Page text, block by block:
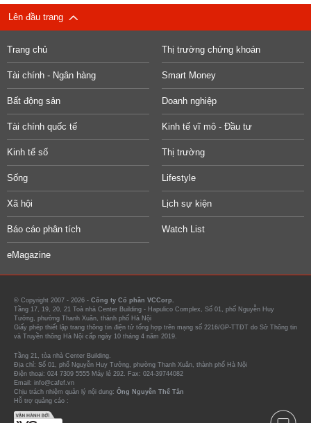
Lên đầu trang
Trang chủ Thị trường chứng khoán
Tài chính - Ngân hàng Smart Money
Bất động sản Doanh nghiệp
Tài chính quốc tế Kinh tế vĩ mô - Đầu tư
Kinh tế số Thị trường
Sống Lifestyle
Xã hội Lịch sự kiện
Báo cáo phân tích Watch List
eMagazine
© Copyright 2007 - 2026 - Công ty Cổ phần VCCorp.
Tầng 17, 19, 20, 21 Toà nhà Center Building - Hapulico Complex, Số 01, phố Nguyễn Huy
Tưởng, phường Thanh Xuân, thành phố Hà Nội
Giấy phép thiết lập trang thông tin điện tử tổng hợp trên mạng số 2216/GP-TTĐT do Sở Thông tin
và Truyền thông Hà Nội cấp ngày 10 tháng 4 năm 2019.
Tầng 21, tòa nhà Center Building.
Địa chỉ: Số 01, phố Nguyễn Huy Tưởng, phường Thanh Xuân, thành phố Hà Nội
Điện thoại: 024 7309 5555 Máy lẻ 292. Fax: 024-39744082
Email: info@cafef.vn
Chịu trách nhiệm quản lý nội dung: Ông Nguyễn Thế Tân
Hỗ trợ quảng cáo :